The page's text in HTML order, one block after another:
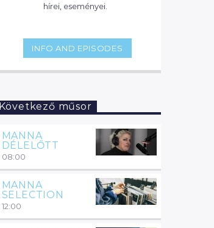
INFO AND EPISODES
Következő műsor
MANNA
DÉLELŐTT
08:00
MANNA
SELECTION
12:00